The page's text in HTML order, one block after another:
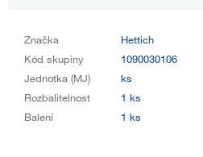
Značka
Hettich
Kód skupiny
1090030106
Jednotka (MJ)
ks
Rozbalitelnost
1 ks
Balení
1 ks